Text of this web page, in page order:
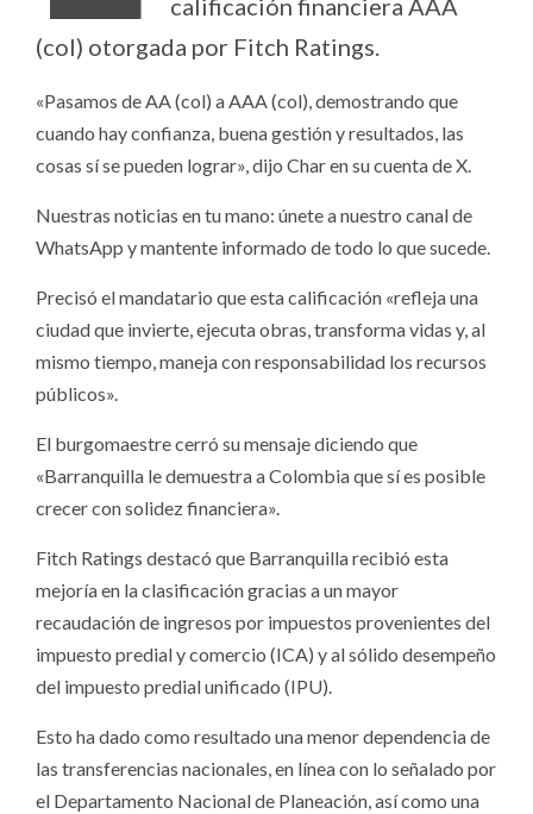
calificación financiera AAA
(col) otorgada por Fitch Ratings.
«Pasamos de AA (col) a AAA (col), demostrando que
cuando hay confianza, buena gestión y resultados, las
cosas sí se pueden lograr», dijo Char en su cuenta de X.
Nuestras noticias en tu mano: únete a nuestro canal de
WhatsApp y mantente informado de todo lo que sucede.
Precisó el mandatario que esta calificación «refleja una
ciudad que invierte, ejecuta obras, transforma vidas y, al
mismo tiempo, maneja con responsabilidad los recursos
públicos».
El burgomaestre cerró su mensaje diciendo que
«Barranquilla le demuestra a Colombia que sí es posible
crecer con solidez financiera».
Fitch Ratings destacó que Barranquilla recibió esta
mejoría en la clasificación gracias a un mayor
recaudación de ingresos por impuestos provenientes del
impuesto predial y comercio (ICA) y al sólido desempeño
del impuesto predial unificado (IPU).
Esto ha dado como resultado una menor dependencia de
las transferencias nacionales, en línea con lo señalado por
el Departamento Nacional de Planeación, así como una